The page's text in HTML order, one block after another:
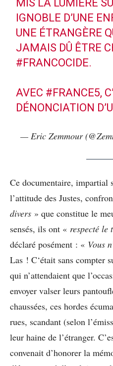
MIS LA LUMIÈRE
IGNOBLE D’UNE
UNE ÉTRANGÈRE
JAMAIS DÛ ÊTRE
#FRANCOCIDE.
AVEC #FRANCE5,
DÉNONCIATION
— Eric Zemmour
Ce documentaire, impartial
l’attitude des Justes,
divers » que constitue le
sensés, ils ont « respecté le
déclaré posément : « Vous
Las ! C‘était sans compter
qui n’attendaient que
envoyer valser leurs
chaussées, ces hordes
rues, scandant (selon
leur haine de l’étranger.
convenait d’honorer la